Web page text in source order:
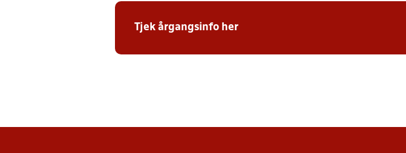
Tjek årgangsinfo her